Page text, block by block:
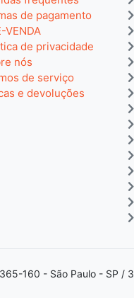
de pagamento
VENDA
de privacidade
nós
de serviço
e devoluções
160 - São Paulo - SP